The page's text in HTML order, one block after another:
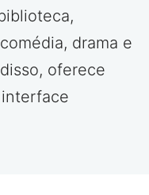
drama e
oferece